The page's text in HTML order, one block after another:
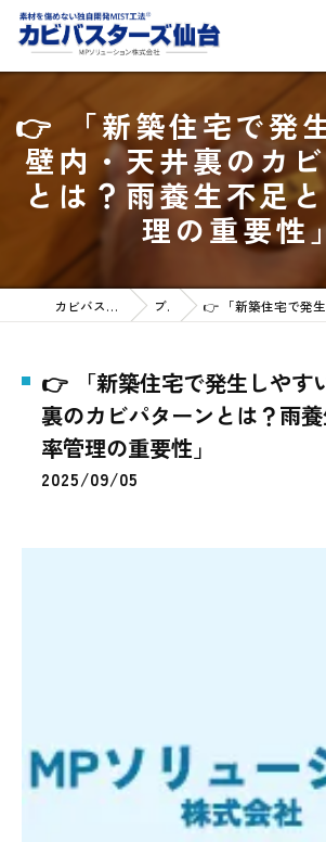
👉 「新築住宅で発
壁内・天井裏のカ
とは？雨養生不足
理の重要性
カビバスターズ仙台HOME ブログ 👉 「新築住宅で発生しやすい壁内・天井裏のカ
👉 「新築住宅で発生しやす
裏のカビパターンとは？雨
率管理の重要性」
2025/09/05